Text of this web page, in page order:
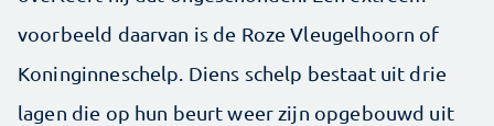
voorbeeld daarvan is de Roze Vleugelhoorn of
Koninginneschelp. Diens schelp bestaat uit drie
lagen die op hun beurt weer zijn opgebouwd uit